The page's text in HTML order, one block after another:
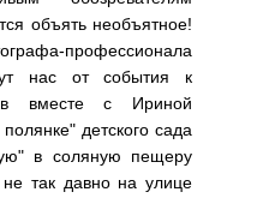
объять необъятное!
профессионала
нас от события к
вместе с Ириной
детского сада
в соляную пещеру
не так давно на улице